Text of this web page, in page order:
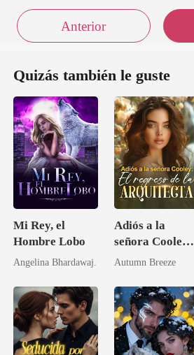
Anterior
Quizás también le guste
Mi Rey, el
Hombre Lobo
Angelina Bhardawaj.
Adiós a la
señora Cooley:
El regreso de la
Autumn Breeze